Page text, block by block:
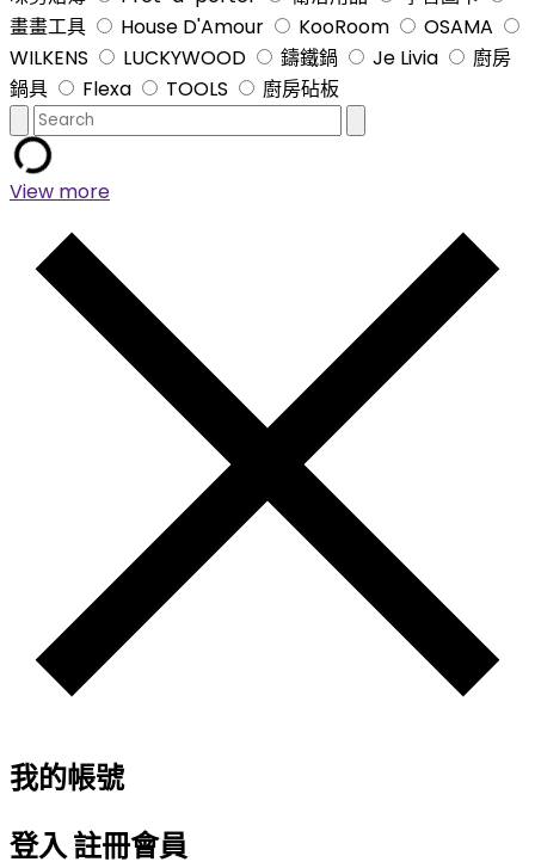
畫畫工具
House D'Amour KooRoom
OSAMA
WILKENS
LUCKYWOOD 鑄鐵鍋 Je Livia
廚房
鍋具
Flexa TOOLS 廚房砧板
View more
我的帳號
登入註冊會員